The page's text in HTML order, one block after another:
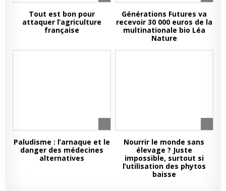
Tout est bon pour
attaquer l’agriculture
française
Générations Futures va
recevoir 30 000 euros de la
multinationale bio Léa
Nature
Paludisme : l’arnaque et le
danger des médecines
alternatives
Nourrir le monde sans
élevage ? Juste
impossible, surtout si
l’utilisation des phytos
baisse